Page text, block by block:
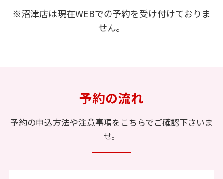
※沼津店は現在WEBでの予約を受け付けておりま
せん。
予約の流れ
予約の申込方法や注意事項をこちらでご確認下さいま
せ。